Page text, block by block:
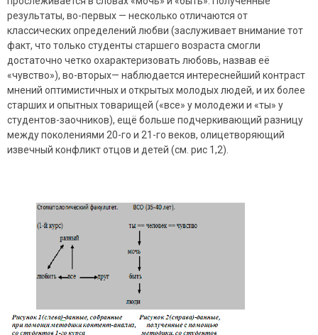
результаты, во-первых — несколько отличаются от
классических определений любви (заслуживает внимание тот
факт, что только студенты старшего возраста смогли
достаточно четко охарактеризовать любовь, назвав её
«чувство»), во-вторых— наблюдается интереснейший контраст
мнений оптимистичных и открытых молодых людей, и их более
старших и опытных товарищей («все» у молодежи и «ты» у
студентов-заочников), ещё больше подчеркивающий разницу
между поколениями 20-го и 21-го веков, олицетворяющий
извечный конфликт отцов и детей (см. рис 1,2).